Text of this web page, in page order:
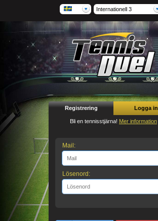
Internationell 3
Registrering Logga in
Bli en tennisstjärna! Mer information
Mail:
Lösenord: